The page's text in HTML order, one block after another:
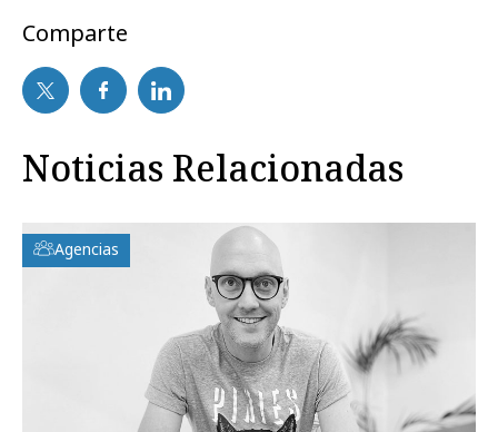
Comparte
Noticias Relacionadas
Agencias